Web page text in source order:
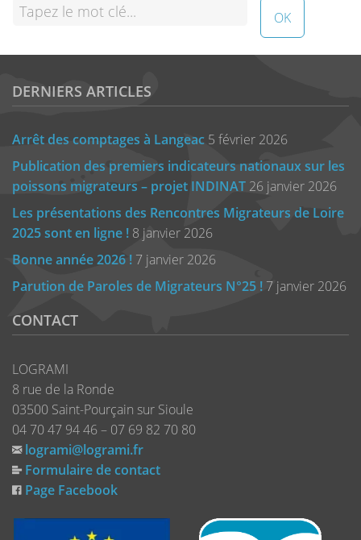
DERNIERS ARTICLES
Arrêt des comptages à Langeac 5 février 2026
Publication des premiers indicateurs nationaux sur les
poissons migrateurs – projet INDINAT 26 janvier 2026
Les présentations des Rencontres Migrateurs de Loire
2025 sont en ligne ! 8 janvier 2026
Bonne année 2026 ! 7 janvier 2026
Parution de Paroles de Migrateurs N°25 ! 7 janvier 2026
CONTACT
LOGRAMI
8 rue de la Ronde
03500 Saint-Pourçain sur Sioule
04 70 47 94 46 – 07 69 82 70 80
logrami@logrami.fr
Formulaire de contact
Page Facebook